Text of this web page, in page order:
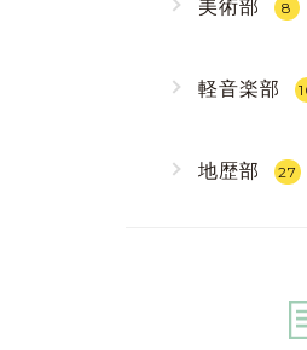
8
軽音楽部
地歴部 27